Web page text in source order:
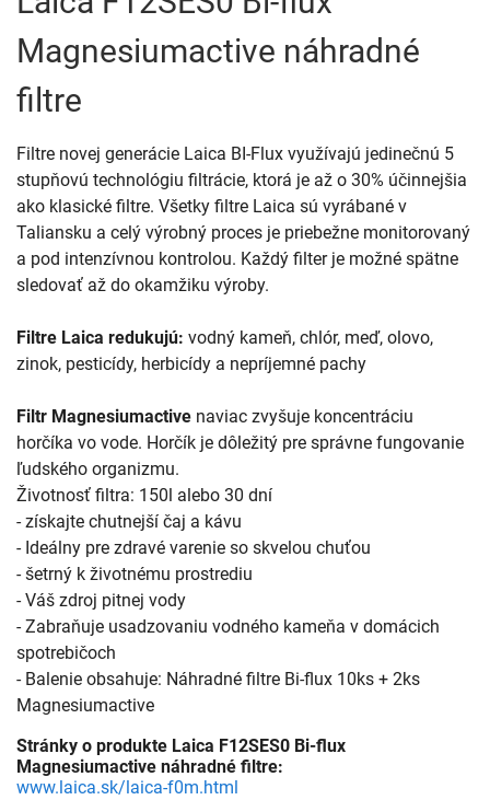
Magnesiumactive náhradné
filtre
Filtre novej generácie Laica BI-Flux využívajú jedinečnú 5
stupňovú technológiu filtrácie, ktorá je až o 30% účinnejšia
ako klasické filtre. Všetky filtre Laica sú vyrábané v
Taliansku a celý výrobný proces je priebežne monitorovaný
a pod intenzívnou kontrolou. Každý filter je možné spätne
sledovať až do okamžiku výroby.
Filtre Laica redukujú: vodný kameň, chlór, meď, olovo,
zinok, pesticídy, herbicídy a nepríjemné pachy
Filtr Magnesiumactive naviac zvyšuje koncentráciu
horčíka vo vode. Horčík je dôležitý pre správne fungovanie
ľudského organizmu.
Životnosť filtra: 150l alebo 30 dní
- získajte chutnejší čaj a kávu
- Ideálny pre zdravé varenie so skvelou chuťou
- šetrný k životnému prostrediu
- Váš zdroj pitnej vody
- Zabraňuje usadzovaniu vodného kameňa v domácich
spotrebičoch
- Balenie obsahuje: Náhradné filtre Bi-flux 10ks + 2ks
Magnesiumactive
Stránky o produkte Laica F12SES0 Bi-flux
Magnesiumactive náhradné filtre:
www.laica.sk/laica-f0m.html